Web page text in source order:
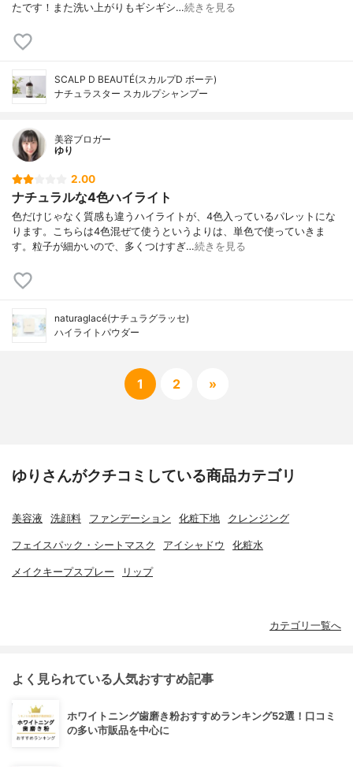
たです！また洗い上がりもギシギシ…続きを見る
SCALP D BEAUTÉ(スカルプD ボーテ)
ナチュラスター スカルプシャンプー
美容ブロガー
ゆり
2.00
ナチュラルな4色ハイライト
色だけじゃなく質感も違うハイライトが、4色入っているパレットにな
ります。こちらは4色混ぜて使うというよりは、単色で使っていきま
す。粒子が細かいので、多くつけすぎ…続きを見る
naturaglacé(ナチュラグラッセ)
ハイライトパウダー
1 2 »
ゆりさんがクチコミしている商品カテゴリ
美容液 洗顔料 ファンデーション 化粧下地 クレンジング
フェイスパック・シートマスク アイシャドウ 化粧水
メイクキープスプレー リップ
カテゴリ一覧へ
よく見られている人気おすすめ記事
ホワイトニング歯磨き粉おすすめランキング52選！口コミ
の多い市販品を中心に